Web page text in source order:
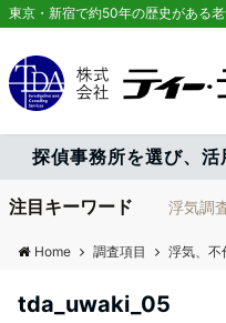
東京・新宿で約50年の歴史がある
探偵事務所を選び、
注目キーワード 浮気調
Home 調査項目 浮気、不
tda_uwaki_05